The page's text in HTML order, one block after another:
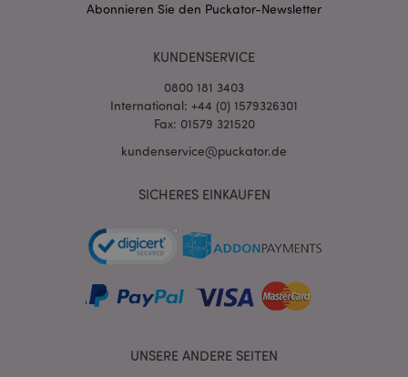
Abonnieren Sie den Puckator-Newsletter
KUNDENSERVICE
0800 181 3403
International: +44 (0) 1579326301
Fax: 01579 321520
kundenservice@puckator.de
SICHERES EINKAUFEN
UNSERE ANDERE SEITEN
mage-messages
mage-cache-sessid